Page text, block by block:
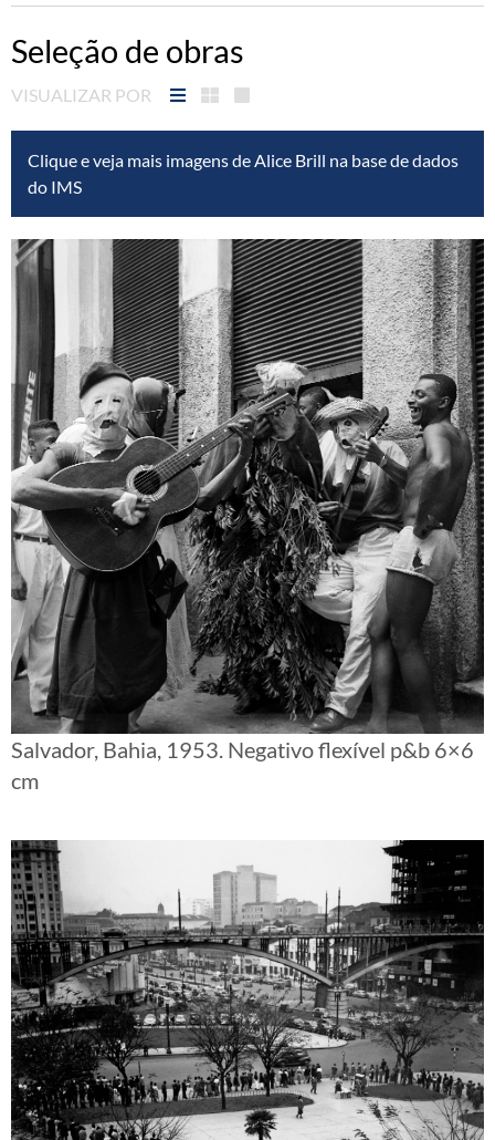
Seleção de obras
VISUALIZAR POR
Clique e veja mais imagens de Alice Brill na base de dados
do IMS
Salvador, Bahia, 1953. Negativo flexível p&b 6×6
cm